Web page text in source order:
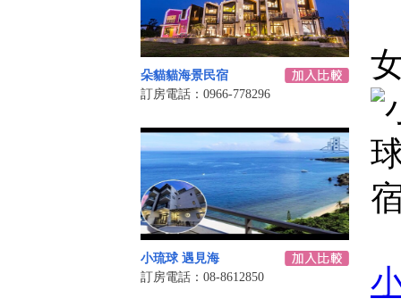
朵貓貓海景民宿
訂房電話：0966-778296
小琉球 遇見海
訂房電話：08-8612850